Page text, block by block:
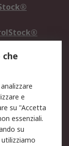
Privacy -
generali di
e
su "Accetta
essenziali.
su
utilizziamo